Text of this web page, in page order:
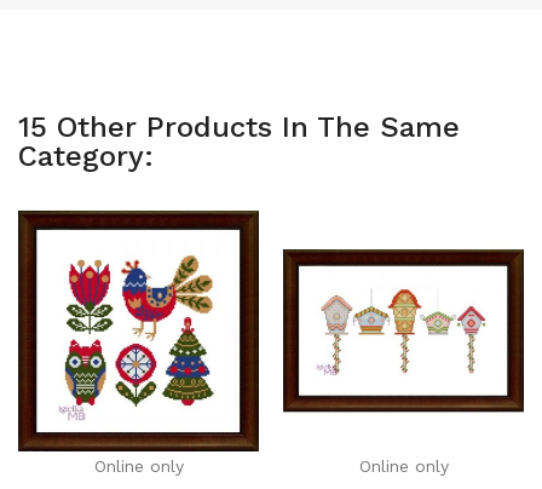
15 Other Products In The Same
Category:
Online only Online only